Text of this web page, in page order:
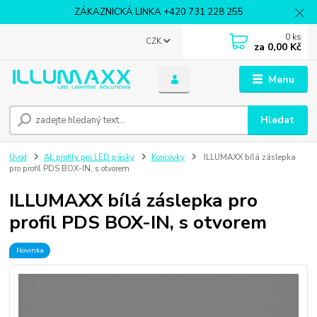
ZÁKAZNICKÁ LINKA +420 731 228 255
Menu
CZK
Hledat
0 ks
za 0,00 Kč
Úvod AL profily pro LED pásky Koncovky
ILLUMAXX bílá záslepka
pro profil PDS BOX-IN, s otvorem
ILLUMAXX bílá záslepka pro
profil PDS BOX-IN, s otvorem
Novinka